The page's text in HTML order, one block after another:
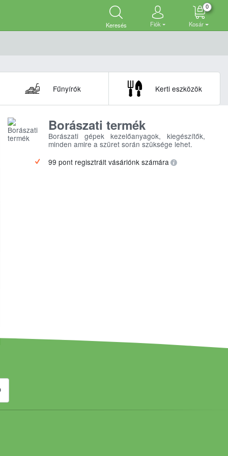
Keresés Fiók Kosár
0
Fűnyírók Kerti eszközök
Borászati termék
Borászati gépek kezelőanyagok, kiegészítők,
minden amire a szüret során szüksége lehet.
99 pont regisztrált vásárlónk számára